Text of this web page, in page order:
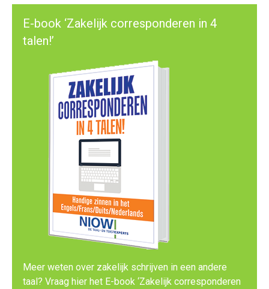
E-book ‘Zakelijk corresponderen in 4
talen!’
Meer weten over zakelijk schrijven in een andere
taal? Vraag hier het E-book ‘Zakelijk corresponderen